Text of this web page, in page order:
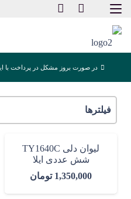
در صورت بروز مشکل در پرداخت با این شماره
فیلترها
لیوان دلی TY1640C
شش عددی ایلا
1,350,000 تومان